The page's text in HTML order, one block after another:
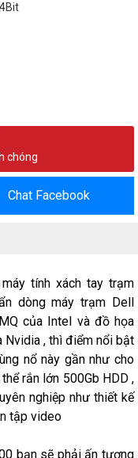
chóng
Chat Facebook
tính xách tay trạm
dòng máy trạm Dell
của Intel và đồ họa
Nvidia , thì điểm nổi bật
nổ này gần như cho
rắn lớn 500Gb HDD ,
nghiệp như thiết kế
tập video
bạn sẽ phải ấn tượng